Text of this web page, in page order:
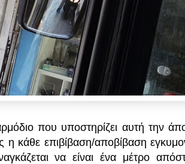
που υποστηρίζει αυτή την
κάθε επιβίβαση/αποβίβαση
να είναι ένα μέτρο